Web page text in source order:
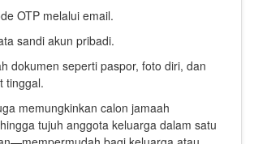
OTP melalui email.
sandi akun pribadi.
dokumen seperti paspor, foto diri, dan
tinggal.
memungkinkan calon jamaah
tujuh anggota keluarga dalam satu